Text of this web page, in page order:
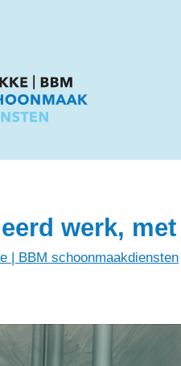
werk, met
| BBM schoonmaakdiensten